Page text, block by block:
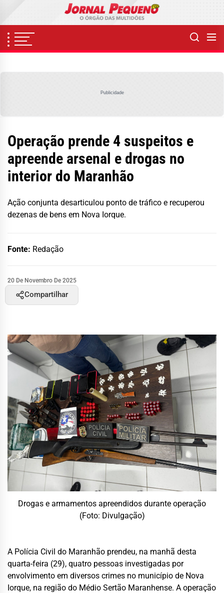
content
Publicidade
Operação prende 4 suspeitos e
apreende arsenal e drogas no
interior do Maranhão
Ação conjunta desarticulou ponto de tráfico e recuperou
dezenas de bens em Nova Iorque.
Fonte: Redação
20 De Novembro De 2025
Compartilhar
Drogas e armamentos apreendidos durante operação
(Foto: Divulgação)
A Polícia Civil do Maranhão prendeu, na manhã desta
quarta-feira (29), quatro pessoas investigadas por
envolvimento em diversos crimes no município de Nova
Iorque, na região do Médio Sertão Maranhense. A operação